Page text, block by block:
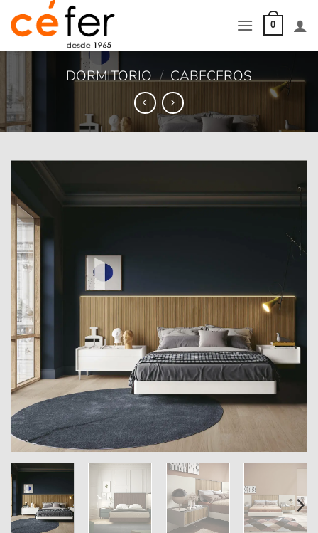
0
DORMITORIO / CABECEROS